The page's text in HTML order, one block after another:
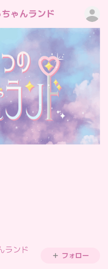
ゃんランド
ランド
フォロー